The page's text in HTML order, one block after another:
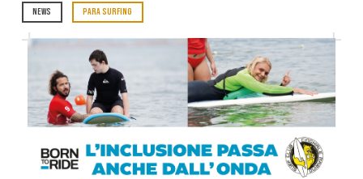
NEWS PARA SURFING